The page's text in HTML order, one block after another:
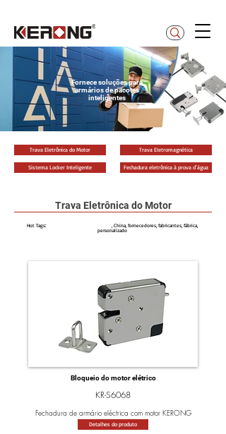
Fornece soluções para
armários de pacotes
inteligentes
Trava Eletrônica do Motor Trava Eletromagnética
Sistema Locker Inteligente Fechadura eletrônica à prova d'água
Trava Eletrônica do Motor
Hot Tags: , China, fornecedores, fabricantes, fábrica,
personalizado
Bloqueio do motor elétrico
KR-S6068
Fechadura de armário eléctrica com motor KERONG
Detalhes do produto